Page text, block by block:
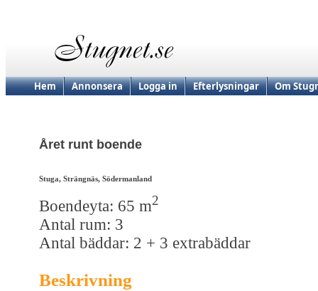
Hem Annonsera Logga in Efterlysningar Om
Året runt boende
Stuga, Strängnäs, Södermanland
Boendeyta: 65 m2
Antal rum: 3
Antal bäddar: 2 + 3 extrabäddar
Beskrivning